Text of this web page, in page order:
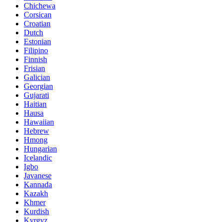
Chichewa
Corsican
Croatian
Dutch
Estonian
Filipino
Finnish
Frisian
Galician
Georgian
Gujarati
Haitian
Hausa
Hawaiian
Hebrew
Hmong
Hungarian
Icelandic
Igbo
Javanese
Kannada
Kazakh
Khmer
Kurdish